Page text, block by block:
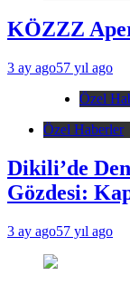
KÖZZZ
3 ay ago57 yıl ago
Özel
Özel Haberler
Dikili’de
Gözdesi:
3 ay ago57 yıl ago